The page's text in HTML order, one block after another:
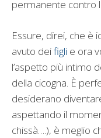
permanente contro
Essure, direi, che è
avuto deifigli e ora
l’aspetto più intimo
della cicogna. È
desiderano
aspettando il
chissà….), è meglio